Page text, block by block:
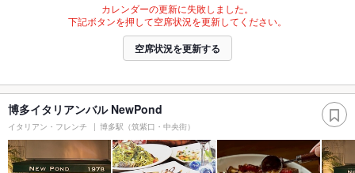
カレンダーの更新に失敗しました。
下記ボタンを押して空席状況を更新してください。
空席状況を更新する
博多イタリアンバル NewPond
イタリアン・フレンチ 博多駅（筑紫口・中央街）